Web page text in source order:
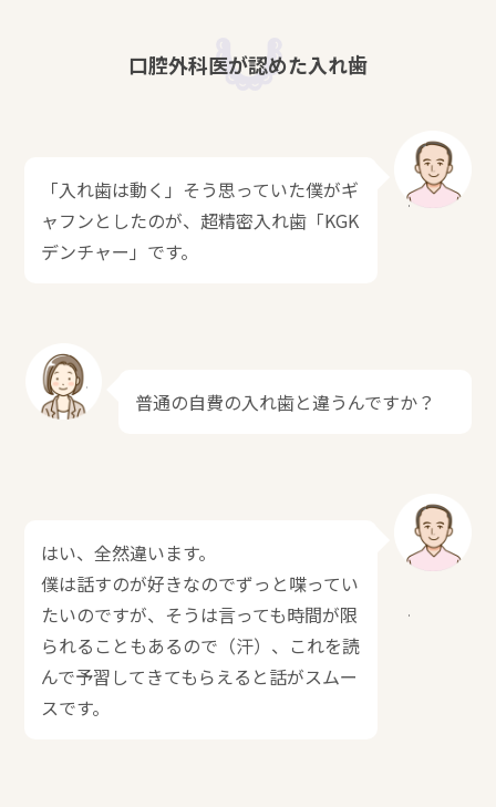
口腔外科医が認めた入れ歯
「入れ歯は動く」そう思っていた僕がギ
ャフンとしたのが、超精密入れ歯「KGK
デンチャー」です。
普通の自費の入れ歯と違うんですか？
はい、全然違います。
僕は話すのが好きなのでずっと喋ってい
たいのですが、そうは言っても時間が限
られることもあるので（汗）、これを読
んで予習してきてもらえると話がスムー
スです。